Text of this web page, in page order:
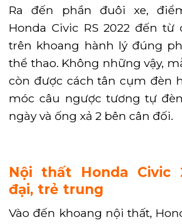
Ra đến phần đuôi xe,
Honda Civic RS 2022 đến từ
trên khoang hành lý đúng
thể thao. Không những vậy,
còn được cách tân cụm đèn
móc câu ngược tương tự
ngày và ống xả 2 bên cân đối.
Nội thất Honda Civic
đại, trẻ trung
Vào đến khoang nội thất,